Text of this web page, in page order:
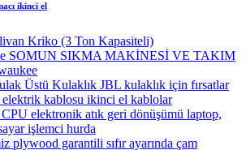
ikinci el
Kriko (3 Ton Kapasiteli)
SOMUN SIKMA MAKİNESİ VE TAKIM
Üstü Kulaklık JBL kulaklık için fırsatlar
kablosu ikinci el kablolar
CPU elektronik atık geri dönüşümü laptop,
işlemci hurda
plywood garantili sıfır ayarında çam